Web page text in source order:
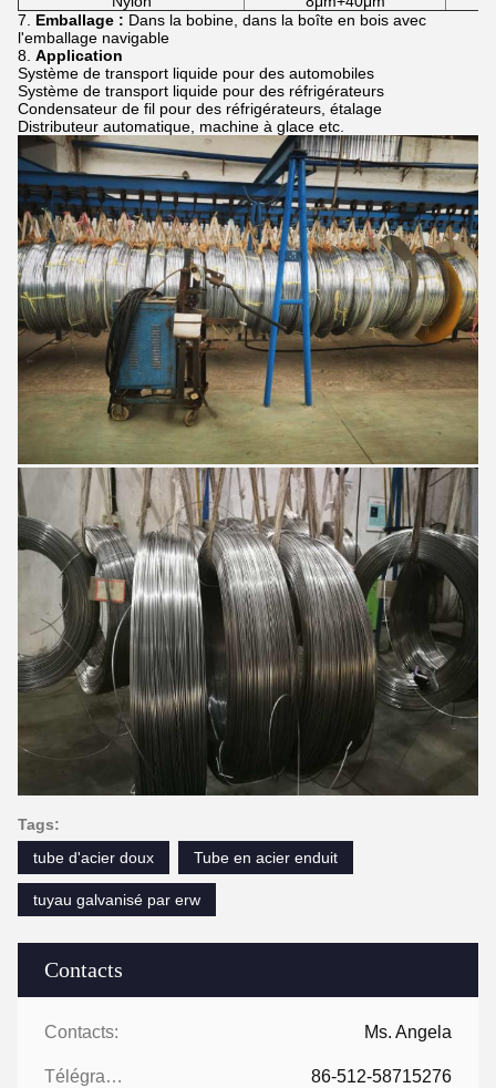
Contacts
Contacts: Ms. Angela
Télégramme: 86-512-58715276
7. Emballage : Dans la bobine, dans la boîte en bois avec
l'emballage navigable
8. Application
Système de transport liquide pour des automobiles
Système de transport liquide pour des réfrigérateurs
Condensateur de fil pour des réfrigérateurs, étalage
Distributeur automatique, machine à glace etc.
Tags:
tube d'acier doux
Tube en acier enduit
tuyau galvanisé par erw